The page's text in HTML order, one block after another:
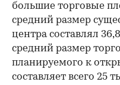
большие торговые
средний размер
центра составлял
средний размер
планируемого к
составляет всего 25